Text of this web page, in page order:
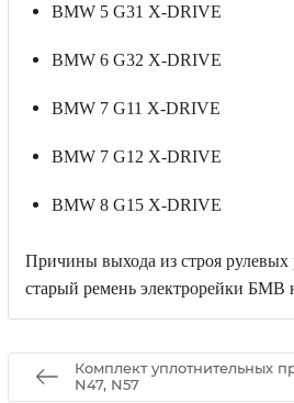
BMW 5 G31 X-DRIVE
BMW 6 G32 X-DRIVE
BMW 7 G11 X-DRIVE
BMW 7 G12 X-DRIVE
BMW 8 G15 X-DRIVE
Причины выхода из строя рулевых
старый ремень электрорейки БМВ
Комплект уплотнительных
N47, N57